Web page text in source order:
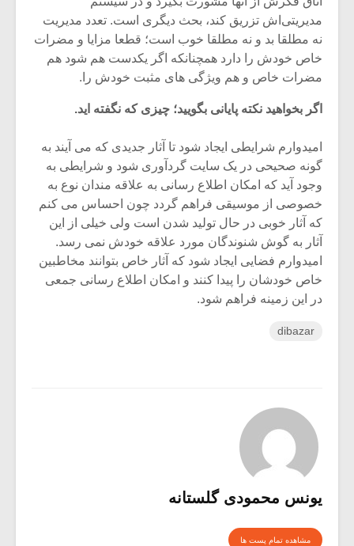
مدیریتی‌اش تزریق کند، بحث دیگری است. تعدد مدیریت
نه مطلقا بد و نه مطلقا خوب است؛ قطعا مزایا و مضرات
خاص خودش را دارد همچنانکه اگر یکدست هم شود هم
مضرات خاص و هم ویژگی های مثبت خودش را.
اگر بخواهید نکته پایانی بگویید؛ چیزی که نگفته اید.
امیدوارم شرایطی ایجاد شود تا آثار جدیدی که می آیند به
گونه صحیحی در یک سایت گرد‌آوری شود و شرایطی به
وجود آید که امکان اطلاع رسانی به علاقه مندان نوع به
خصوصی از موسیقی فراهم گردد چون احساس می کنم
که آثار خوبی در حال تولید شدن است ولی خیلی از این
آثار به گوش شنوندگان مورد علاقه خودش نمی رسد.
امیدوارم فضایی ایجاد شود که آثار خاص بتوانند مخاطبین
خاص خودشان را پیدا کنند و امکان اطلاع رسانی جمعی
در این زمینه فراهم شود.
dibazar
یونس محمودی گلستانه
مشاهده تمام پست ها